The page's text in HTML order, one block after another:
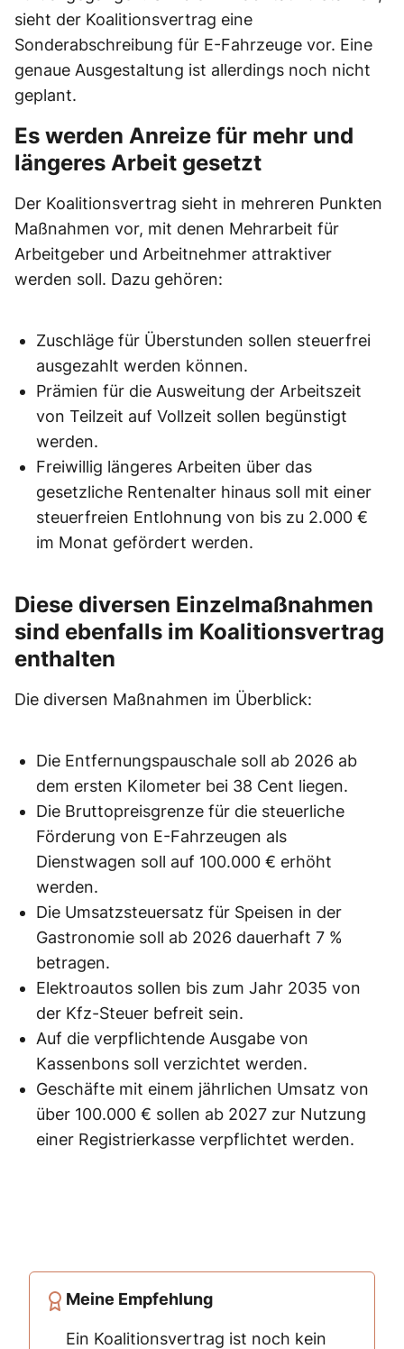
sieht der Koalitionsvertrag eine
Sonderabschreibung für E-Fahrzeuge vor. Eine
genaue Ausgestaltung ist allerdings noch nicht
geplant.
Es werden Anreize für mehr und
längeres Arbeit gesetzt
Der Koalitionsvertrag sieht in mehreren Punkten
Maßnahmen vor, mit denen Mehrarbeit für
Arbeitgeber und Arbeitnehmer attraktiver
werden soll. Dazu gehören:
Zuschläge für Überstunden sollen steuerfrei
ausgezahlt werden können.
Prämien für die Ausweitung der Arbeitszeit
von Teilzeit auf Vollzeit sollen begünstigt
werden.
Freiwillig längeres Arbeiten über das
gesetzliche Rentenalter hinaus soll mit einer
steuerfreien Entlohnung von bis zu 2.000 €
im Monat gefördert werden.
Diese diversen Einzelmaßnahmen
sind ebenfalls im Koalitionsvertrag
enthalten
Die diversen Maßnahmen im Überblick:
Die Entfernungspauschale soll ab 2026 ab
dem ersten Kilometer bei 38 Cent liegen.
Die Bruttopreisgrenze für die steuerliche
Förderung von E-Fahrzeugen als
Dienstwagen soll auf 100.000 € erhöht
werden.
Die Umsatzsteuersatz für Speisen in der
Gastronomie soll ab 2026 dauerhaft 7 %
betragen.
Elektroautos sollen bis zum Jahr 2035 von
der Kfz-Steuer befreit sein.
Auf die verpflichtende Ausgabe von
Kassenbons soll verzichtet werden.
Geschäfte mit einem jährlichen Umsatz von
über 100.000 € sollen ab 2027 zur Nutzung
einer Registrierkasse verpflichtet werden.
Meine Empfehlung
Ein Koalitionsvertrag ist noch kein